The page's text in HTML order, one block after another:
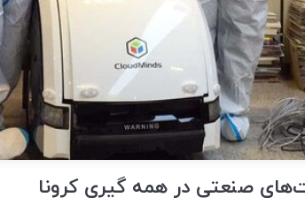
صنعتی در همه گیری کرونا